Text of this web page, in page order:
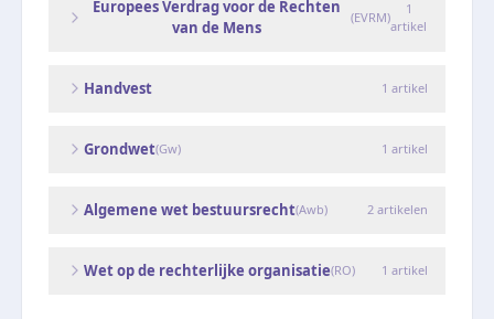
Europees Verdrag voor de Rechten
van de Mens
(EVRM)
1
artikel
Handvest 1 artikel
Grondwet(Gw) 1 artikel
Algemene wet bestuursrecht(Awb) 2 artikelen
Wet op de rechterlijke organisatie(RO) 1 artikel